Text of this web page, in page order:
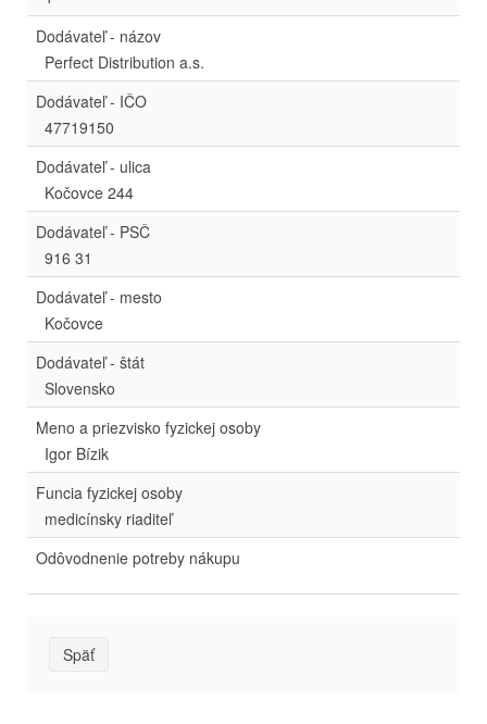
Dodávateľ - názov
Perfect Distribution a.s.
Dodávateľ - IČO
47719150
Dodávateľ - ulica
Kočovce 244
Dodávateľ - PSČ
916 31
Dodávateľ - mesto
Kočovce
Dodávateľ - štát
Slovensko
Meno a priezvisko fyzickej osoby
Igor Bízik
Funcia fyzickej osoby
medicínsky riaditeľ
Odôvodnenie potreby nákupu
Späť